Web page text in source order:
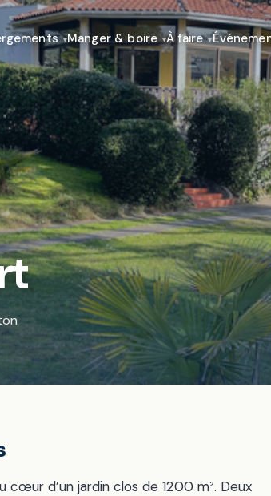
Manger & boire À faire
d’un jardin clos de 1200 m². Deux